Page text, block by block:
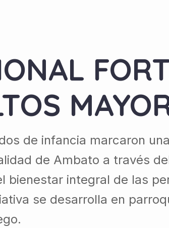
de infancia marcaron
de Ambato a través
bienestar integral de las
se desarrolla en